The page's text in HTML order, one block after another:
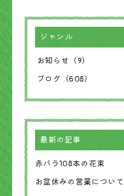
ジャンル
お知らせ（9）
ブログ（608）
最新の記事
赤バラ108本の花束
お盆休みの営業について